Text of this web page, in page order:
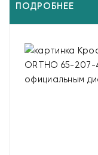
ПОДРОБНЕЕ